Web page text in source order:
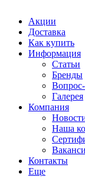
Акции
Доставка
Как купить
Информация
Статьи
Бренды
Галерея
Компания
Наша
Контакты
Еще